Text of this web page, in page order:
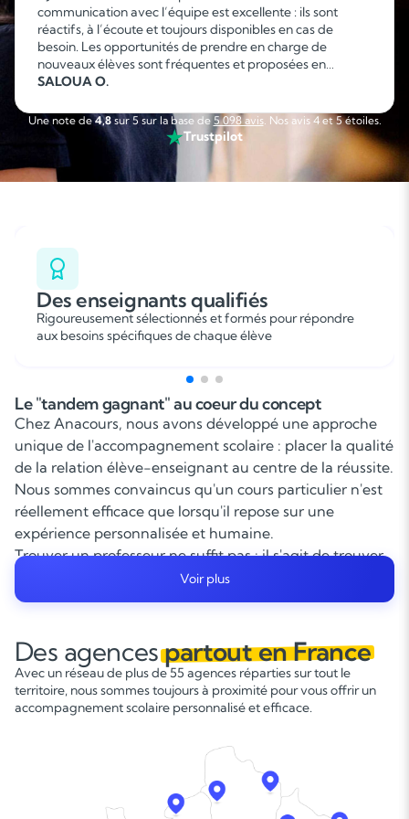
communication avec l’équipe est excellente : ils sont
réactifs, à l’écoute et toujours disponibles en cas de
besoin. Les opportunités de prendre en charge de
nouveaux élèves sont fréquentes et proposées en
fonction de mes disponibilités, ce qui permet d’organiser
sérieuse, flexible et agréable que je recommande sans
hésitation. »
SALOUA O.
Une note de4,8sur 5 sur la base de 5 098 avis. Nos avis 4 et 5 étoiles.
Trustpilot
Des enseignants qualifiés
Rigoureusement sélectionnés et formés pour répondre
aux besoins spécifiques de chaque élève
Le "tandem gagnant" au coeur du concept
Chez Anacours, nous avons développé une approche
unique de l'accompagnement scolaire : placer la qualité
de la relation élève-enseignant au centre de la réussite.
Nous sommes convaincus qu'un cours particulier n'est
réellement efficace que lorsqu'il repose sur une
expérience personnalisée et humaine.
Trouver un professeur ne suffit pas : il s'agit de trouver
le bon enseignant pour le bon élève. C'est cette
adéquation, ce « tandem gagnant », qui permet de
d'engagement.
Nos enseignants sont sélectionnés pour leurs
compétences académiques, bien sûr, mais également
pour leur capacité à transmettre, à s'adapter et à
stimulant. Ce sont des professionnels attentifs,
pédagogues et passionnés, capables de redonner
l'envie d'apprendre, d'encourager la progression et de
Voir plus
Des agencespartout en France
Avec un réseau de plus de 55 agences réparties sur tout le
territoire, nous sommes toujours à proximité pour vous offrir un
accompagnement scolaire personnalisé et efficace.
Soutien scolaire
Cours de musique